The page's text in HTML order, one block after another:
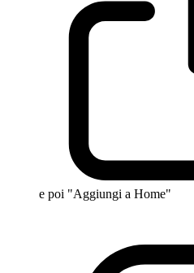
e poi "Aggiungi a Home"